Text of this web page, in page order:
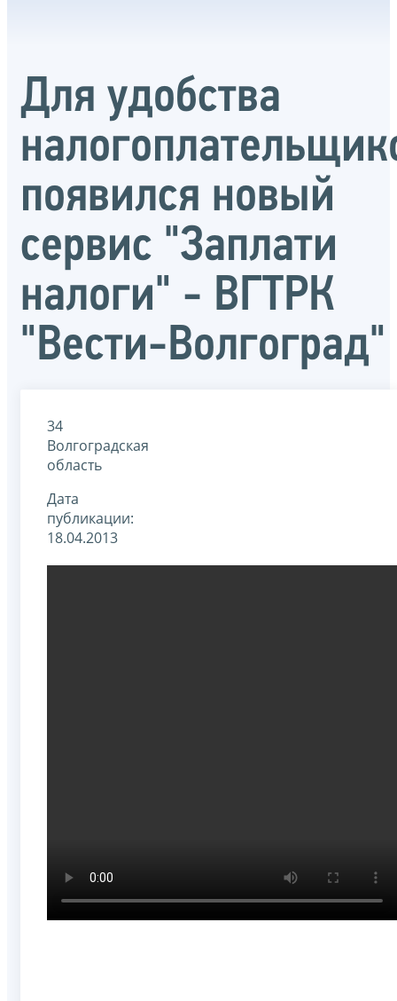
Для удобства
появился новый
сервис "Заплати
налоги" - ВГТРК
"Вести-Волгоград"
34
Волгоградская
область
Дата
публикации:
18.04.2013